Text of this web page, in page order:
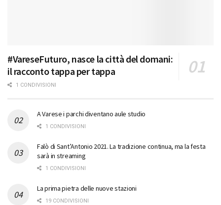
#VareseFuturo, nasce la città del domani:
il racconto tappa per tappa
1 CONDIVISIONI
A Varese i parchi diventano aule studio
1 CONDIVISIONI
Falò di Sant’Antonio 2021. La tradizione continua, ma la festa
sarà in streaming
1 CONDIVISIONI
La prima pietra delle nuove stazioni
19 CONDIVISIONI